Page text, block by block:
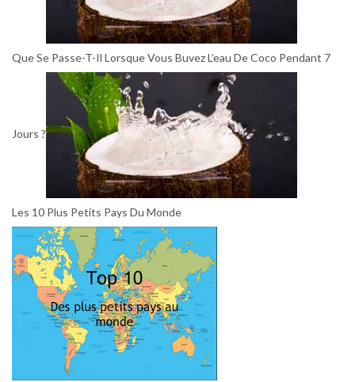
Que Se Passe-T-Il Lorsque Vous Buvez L’eau De Coco Pendant 7
Jours ?
Les 10 Plus Petits Pays Du Monde